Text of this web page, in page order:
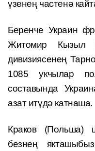
үзенең частенә
Беренче Украин
Житомир Кызыл
дивизиясенең
1085 укчылар
составында
азат итүдә катнаша.
Краков (Польша)
безнең